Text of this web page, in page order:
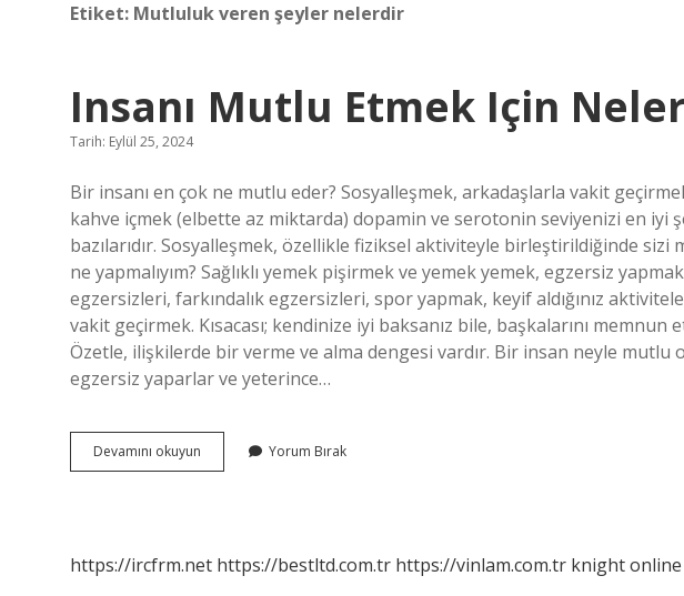
Etiket: Mutluluk veren şeyler nelerdir
Insanı Mutlu Etmek Için Neler
Tarih: Eylül 25, 2024
Bir insanı en çok ne mutlu eder? Sosyalleşmek, arkadaşlarla vakit
kahve içmek (elbette az miktarda) dopamin ve serotonin seviyenizi en iyi
bazılarıdır. Sosyalleşmek, özellikle fiziksel aktiviteyle birleştirildiğinde
ne yapmalıyım? Sağlıklı yemek pişirmek ve yemek yemek, egzersiz
egzersizleri, farkındalık egzersizleri, spor yapmak, keyif aldığınız
vakit geçirmek. Kısacası; kendinize iyi baksanız bile, başkalarını memnun
Özetle, ilişkilerde bir verme ve alma dengesi vardır. Bir insan neyle
egzersiz yaparlar ve yeterince…
Devamını okuyun
Mutlu
Yorum Bırak
https://ircfrm.net https://bestltd.com.tr https://vinlam.com.tr knight online